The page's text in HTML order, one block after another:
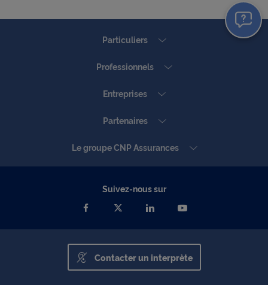
Particuliers
Professionnels
Entreprises
Partenaires
Le groupe CNP Assurances
Contacter un interprète
Suivez-nous sur